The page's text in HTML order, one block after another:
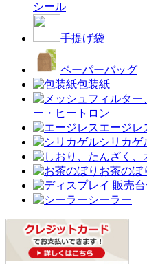
シール
手提げ袋
ペーパーバッグ
包装紙
ー・ヒートロン
エージレ
シリカゲ
お茶のぼ
シーラー